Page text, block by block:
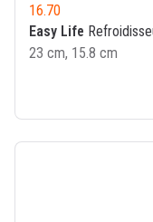
16.70
Easy Life
23 cm, 15.8 cm